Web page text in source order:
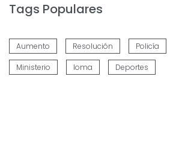
Tags Populares
Aumento Resolución Policía
Ministerio Ioma Deportes